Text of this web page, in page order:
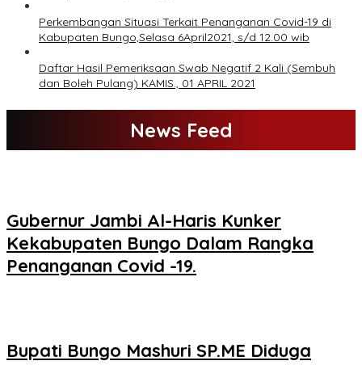
Perkembangan Situasi Terkait Penanganan Covid-19 di
Kabupaten Bungo,Selasa 6April2021, s/d 12.00 wib
Daftar Hasil Pemeriksaan Swab Negatif 2 Kali (Sembuh
dan Boleh Pulang) KAMIS., 01 APRIL 2021
News Feed
Gubernur Jambi Al-Haris Kunker
Kekabupaten Bungo Dalam Rangka
Penanganan Covid -19.
Bupati Bungo Mashuri SP.ME Diduga